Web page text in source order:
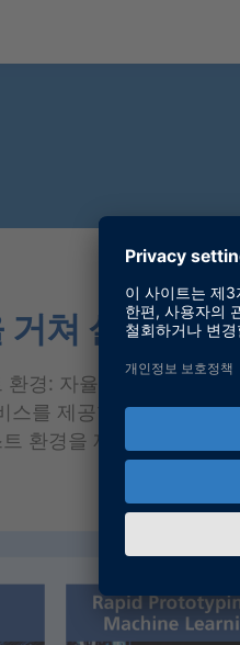
쳐 실행까지
경: 자율주행에 대한
스를 제공합니다.
환경을 제공합니다.